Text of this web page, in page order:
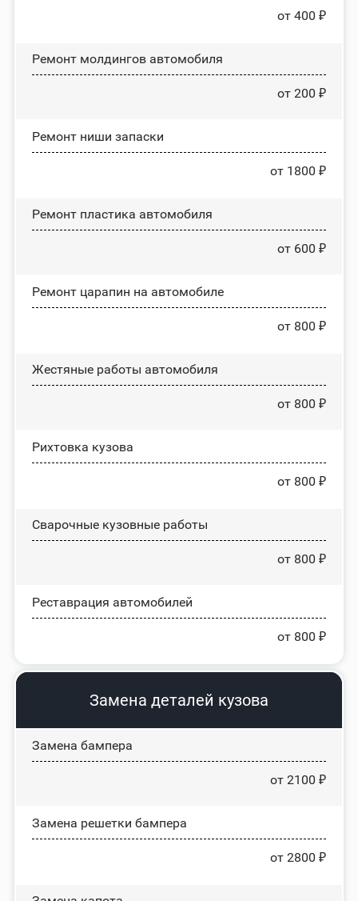
от 400 ₽
Ремонт молдингов автомобиля
от 200 ₽
Ремонт ниши запаски
от 1800 ₽
Ремонт пластика автомобиля
от 600 ₽
Ремонт царапин на автомобиле
от 800 ₽
Жестяные работы автомобиля
от 800 ₽
Рихтовка кузова
от 800 ₽
Сварочные кузовные работы
от 800 ₽
Реставрация автомобилей
от 800 ₽
Замена деталей кузова
Замена бампера
от 2100 ₽
Замена решетки бампера
от 2800 ₽